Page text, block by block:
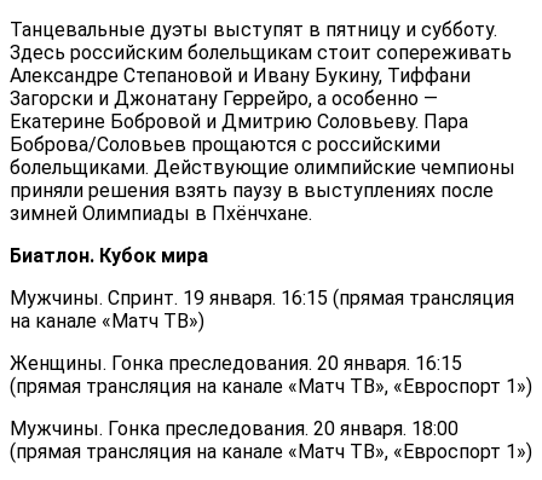
Танцевальные дуэты выступят в пятницу и субботу.
Здесь российским болельщикам стоит сопереживать
Александре Степановой и Ивану Букину, Тиффани
Загорски и Джонатану Геррейро, а особенно —
Екатерине Бобровой и Дмитрию Соловьеву. Пара
Боброва/Соловьев прощаются с российскими
болельщиками. Действующие олимпийские чемпионы
приняли решения взять паузу в выступлениях после
зимней Олимпиады в Пхёнчхане.
Биатлон. Кубок мира
Мужчины. Спринт. 19 января. 16:15 (прямая трансляция
на канале «Матч ТВ»)
Женщины. Гонка преследования. 20 января. 16:15
(прямая трансляция на канале «Матч ТВ», «Евроспорт 1»)
Мужчины. Гонка преследования. 20 января. 18:00
(прямая трансляция на канале «Матч ТВ», «Евроспорт 1»)